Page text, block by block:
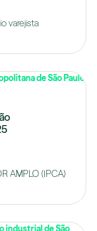
varejista
AMPLO (IPCA)